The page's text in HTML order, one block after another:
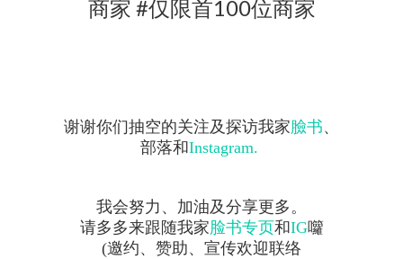
商家 #仅限首100位商家
谢谢你们抽空的关注及探访我家臉书、
部落和Instagram.
我会努力、加油及分享更多。
请多多来跟随我家脸书专页和IG囖
(邀约、赞助、宣传欢迎联络